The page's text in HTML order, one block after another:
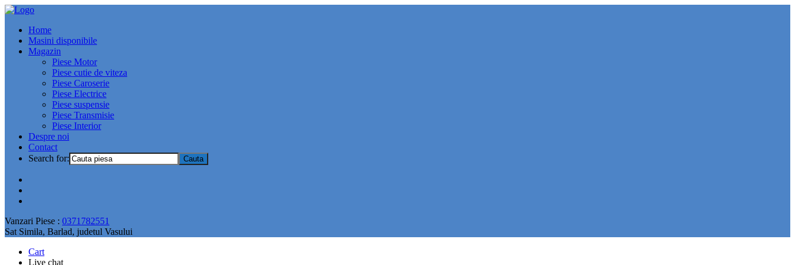
Home
Masini disponibile
Magazin
Piese Motor
Piese cutie de viteza
Piese Caroserie
Piese Electrice
Piese suspensie
Piese Transmisie
Piese Interior
Despre noi
Contact
Search for:
Vanzari Piese : 0371782551
Sat Simila, Barlad, judetul Vasului
Cart
Live chat